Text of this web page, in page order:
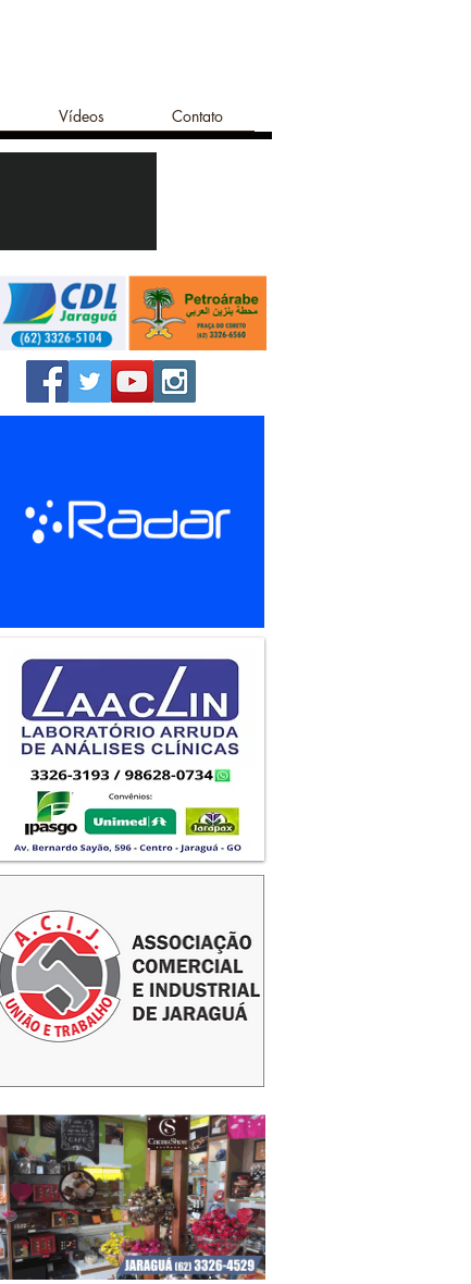
Vídeos Contato